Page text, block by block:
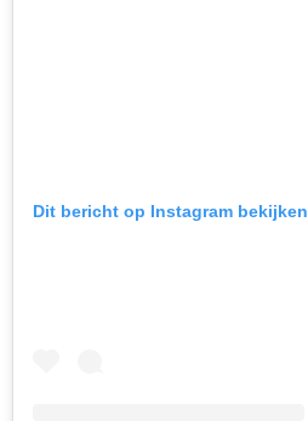
Dit bericht op Instagram bekijken